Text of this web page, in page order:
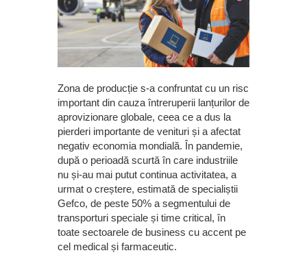
Zona de producție s-a confruntat cu un risc
important din cauza întreruperii lanțurilor de
aprovizionare globale, ceea ce a dus la
pierderi importante de venituri și a afectat
negativ economia mondială. În pandemie,
după o perioadă scurtă în care industriile
nu și-au mai putut continua activitatea, a
urmat o creștere, estimată de specialiștii
Gefco, de peste 50% a segmentului de
transporturi speciale și time critical, în
toate sectoarele de business cu accent pe
cel medical și farmaceutic.